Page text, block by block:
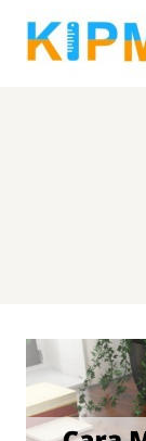
Skip